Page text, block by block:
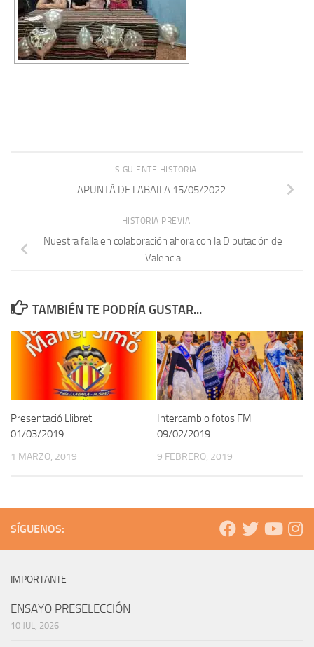
SIGUIENTE HISTORIA
APUNTÀ DE LABAILA 15/05/2022
HISTORIA PREVIA
Nuestra falla en colaboración ahora con la Diputación de
Valencia
TAMBIÉN TE PODRÍA GUSTAR...
Presentació Llibret
01/03/2019
1 MARZO, 2019
Intercambio fotos FM
09/02/2019
9 FEBRERO, 2019
SÍGUENOS:
IMPORTANTE
ENSAYO PRESELECCIÓN
10 JUL, 2026